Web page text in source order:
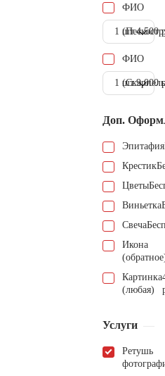
ФИО
1 шт.4.500
ФИО
1 шт.9.000
Доп.
Эпитафия
Крестик
Цветы
Виньетка
Свеча
Икона
Картинка
(любая)
Услуги
Ретушь